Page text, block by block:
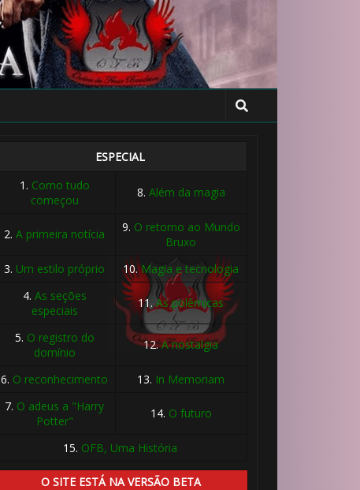
ESPECIAL
1. Como tudo
começou
8. Além da magia
2.A primeira notícia 9. O retorno ao Mundo
Bruxo
3. Um estilo próprio 10.Magia e tecnologia
4. As seções
especiais
11.As polêmicas
5. O registro do
domínio
12.A nostalgia
6. O reconhecimento 13. In Memoriam
7. O adeus a "Harry
Potter"
14. O futuro
15. OFB, Uma História
O SITE ESTÁ NA VERSÃO BETA
🎈